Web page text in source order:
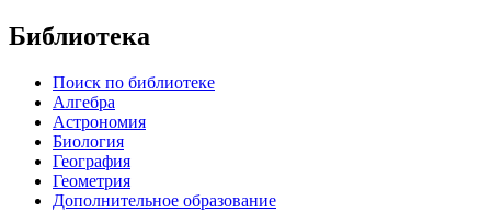
Библиотека
Поиск по библиотеке
Алгебра
Астрономия
Биология
География
Геометрия
Дополнительное образование